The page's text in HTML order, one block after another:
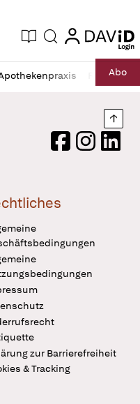
Ausgabe
Suche login
login
RechtAbo
FacebookInstagram
zur Barrierefreiheit
& Tracking